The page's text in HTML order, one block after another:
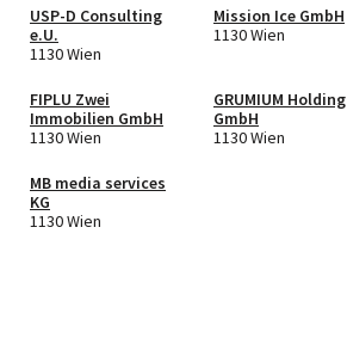
USP-D Consulting
e.U.
1130 Wien
Mission Ice GmbH
1130 Wien
FIPLU Zwei
Immobilien GmbH
1130 Wien
GRUMIUM Holding
GmbH
1130 Wien
MB media services
KG
1130 Wien